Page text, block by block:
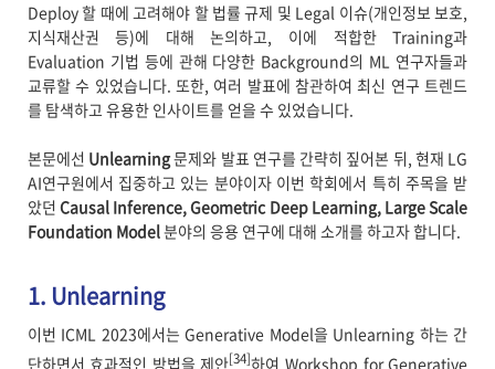
Deploy 할 때에 고려해야 할 법률 규제 및 Legal 이슈(개인정보 보호,
지식재산권 등)에 대해 논의하고, 이에 적합한 Training과
Evaluation 기법 등에 관해 다양한 Background의 ML 연구자들과
교류할 수 있었습니다. 또한, 여러 발표에 참관하여 최신 연구 트렌드
를 탐색하고 유용한 인사이트를 얻을 수 있었습니다.
본문에선 Unlearning문제와 발표 연구를 간략히 짚어본 뒤, 현재 LG
AI연구원에서 집중하고 있는 분야이자 이번 학회에서 특히 주목을 받
았던Causal Inference, Geometric Deep Learning, Large Scale
Foundation Model분야의 응용 연구에 대해 소개를 하고자 합니다.
1. Unlearning
이번 ICML 2023에서는 Generative Model을 Unlearning 하는 간
단하면서 효과적인 방법을 제안[34]하여 Workshop for Generative